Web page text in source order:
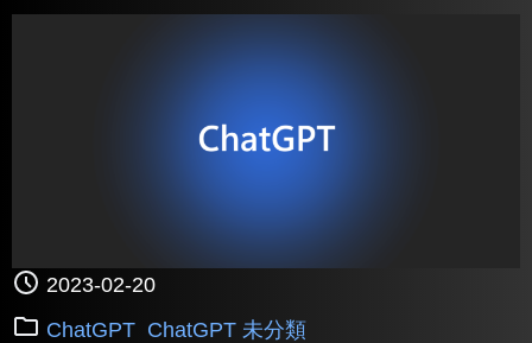
2023-02-20
ChatGPT ChatGPT 未分類